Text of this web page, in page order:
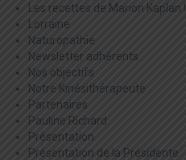
Les recettes de Marion Kaplan !
Lorraine
Naturopathie
Newsletter adhérents
Nos objectifs
Notre Kinésithérapeute
Partenaires
Pauline Richard
Présentation
Présentation de la Présidente